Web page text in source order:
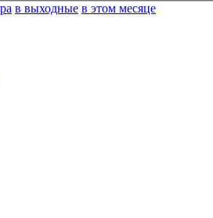
в выходные в этом месяце